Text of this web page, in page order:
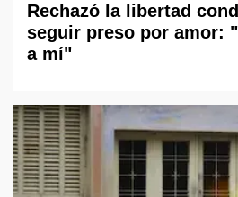
Rechazó la libertad
seguir preso por amor:
a mí"